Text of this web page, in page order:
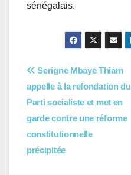
sénégalais.
Navigation
de
l’article
Serigne Mbaye Thiam
appelle à la refondation du
Parti socialiste et met en
garde contre une réforme
constitutionnelle
précipitée